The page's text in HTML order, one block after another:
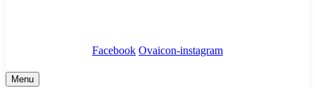
Facebook Ovaicon-instagram
Menu